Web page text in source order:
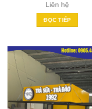
Liên hệ
ĐỌC TIẾP